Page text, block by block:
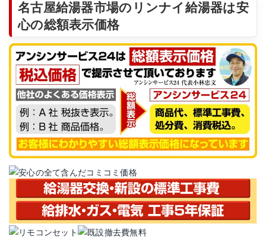
名古屋給湯器市場のリンナイ給湯器は安
心の総額表示価格